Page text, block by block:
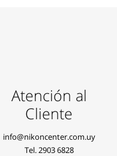
Atención al
Cliente
info@nikoncenter.com.uy
Tel. 2903 6828